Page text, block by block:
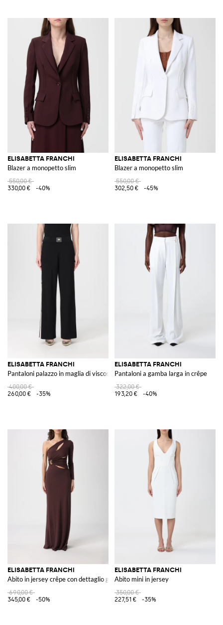
ELISABETTA FRANCHI
Blazer a monopetto slim
550,00 €
330,00 €
-40%
ELISABETTA FRANCHI
Blazer a monopetto slim
550,00 €
302,50 €
-45%
ELISABETTA FRANCHI
Pantaloni palazzo in maglia di viscosa
400,00 €
260,00 €
-35%
ELISABETTA FRANCHI
Pantaloni a gamba larga in crêpe
322,00 €
193,20 €
-40%
ELISABETTA FRANCHI
Abito in jersey crêpe con dettaglio gioiello
690,00 €
345,00 €
-50%
ELISABETTA FRANCHI
Abito mini in jersey
350,00 €
227,51 €
-35%